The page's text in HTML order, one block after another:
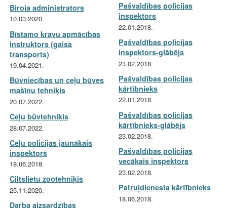
Biroja administrators
10.03.2020.
Bīstamo kravu apmācības
instruktors (gaisa
transports)
19.04.2021.
Būvniecības un ceļu būves
mašīnu tehniķis
20.07.2022.
Ceļu būvtehniķis
28.07.2022.
Ceļu policijas jaunākais
inspektors
18.06.2018.
Ciltslietu zootehniķis
25.11.2020.
Darba aizsardzības
Pašvaldības policijas
inspektors
22.01.2018.
Pašvaldības policijas
inspektors-glābējs
23.02.2018.
Pašvaldības policijas
kārtībnieks
22.01.2018.
Pašvaldības policijas
kārtībnieks-glābējs
23.02.2018.
Pašvaldības policijas
vecākais inspektors
23.02.2018.
Patruļdienesta kārtībnieks
18.06.2018.